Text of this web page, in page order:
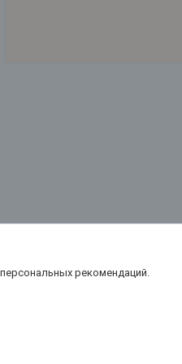
рекомендаций.